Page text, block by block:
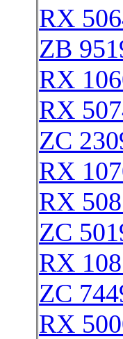
RX
ZB
RX
RX
ZC
RX
RX
ZC
RX
ZC
RX